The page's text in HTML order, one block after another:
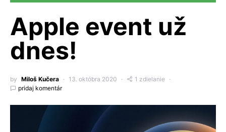
Apple event už
dnes!
by Miloš Kučera 13. októbra 2020
1 zdielanie
pridaj komentár